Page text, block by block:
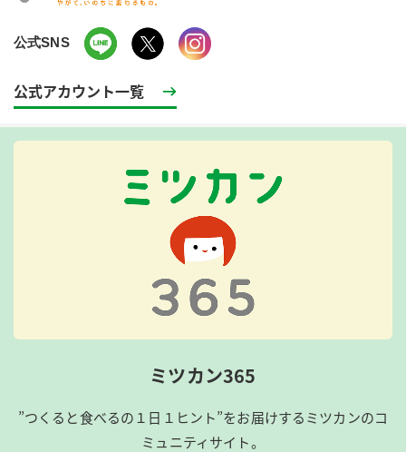
公式SNS
公式アカウント一覧
ミツカン365
”つくると食べるの１日１ヒント”をお届けするミツカンのコ
ミュニティサイト。